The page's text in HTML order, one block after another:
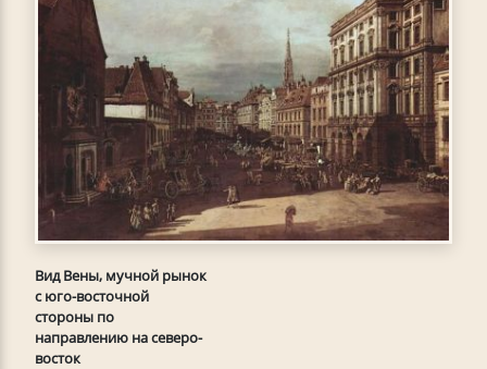
Вид Вены, мучной рынок
с юго-восточной
стороны по
направлению на северо-
восток